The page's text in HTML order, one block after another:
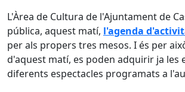
L'Àrea de Cultura de l'Ajuntament de
pública, aquest matí, l'agenda
per als propers tres mesos. I és per
d'aquest matí, es poden adquirir ja les
diferents espectacles programats a